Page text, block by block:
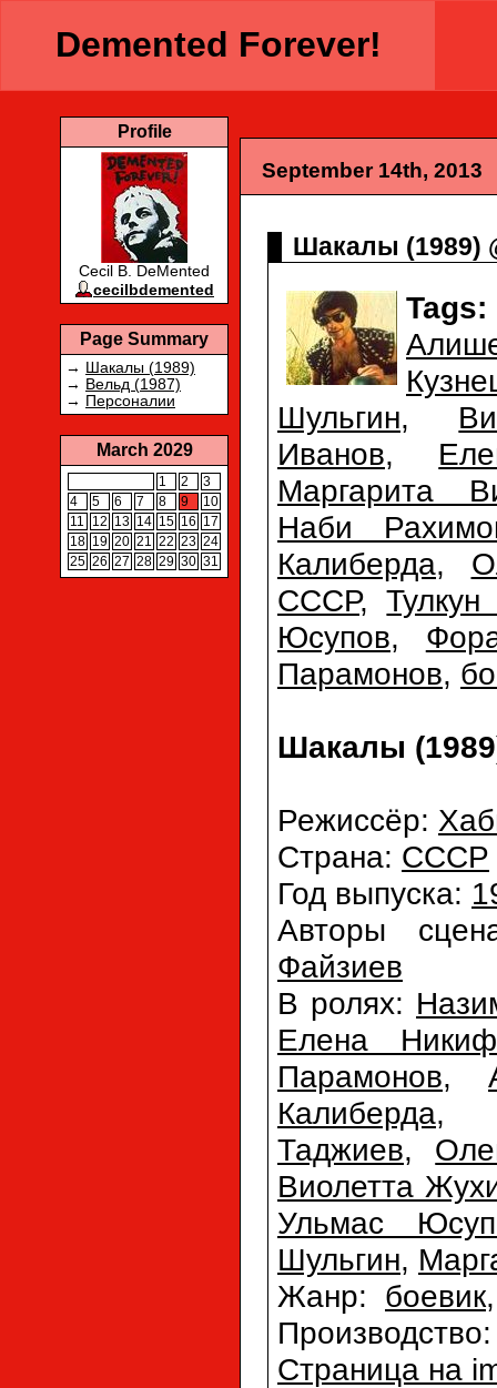
Demented Forever!
Profile
Cecil B. DeMented
cecilbdemented
Page Summary
→ Шакалы (1989)
→ Вельд (1987)
→ Персоналии
March 2029
1 2
3
4
5 6 7 8 9
10
11
12 13 14 15 16
17
18 19 20 21 22 23 24
25 26 27 28 29 30 31
September 14th, 2013
Шакалы (1989)
Tags:
Шульгин,
Иванов,
Маргарита
Наби
Калиберда,
СССР,
Юсупов,
Парамонов,
Шакалы
Режиссёр:
Страна: СССР
Год выпуска:
Авторы
Файзиев
В ролях:
Елена
Парамонов,
Калиберда
Таджиев,
Виолетта
Ульмас
Шульгин,
Жанр: боевик
Страница на